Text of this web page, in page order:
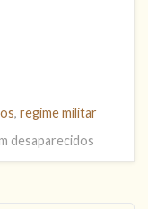
, regime militar
desaparecidos